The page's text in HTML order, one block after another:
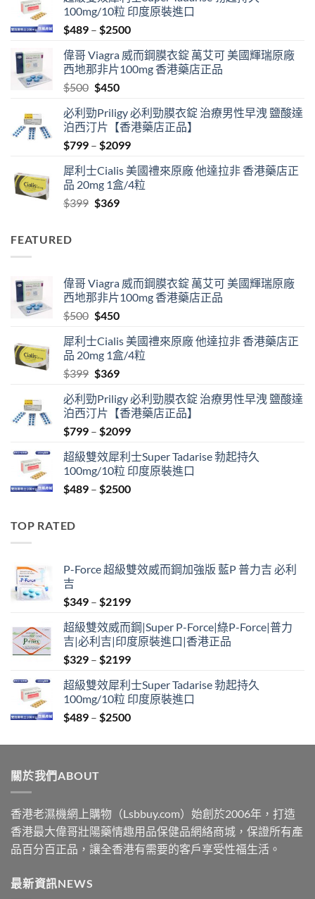
100mg/10粒 印度原裝進口
$489 – $2500Price
$489
through
偉哥 Viagra 威而鋼膜衣錠 萬艾可 美國輝瑞原廠
西地那非片100mg 香港藥店正品
$500 Original
was:
$500.
$450Current
is:
$450.
必利勁Priligy 必利勁膜衣錠 治療男性早洩 鹽酸達
泊西汀片【香港藥店正品】
$799 – $2099Price
$799
through
犀利士Cialis 美國禮來原廠 他達拉非 香港藥店正
品 20mg 1盒/4粒
$399 Original
$369Current
FEATURED
偉哥 Viagra 威而鋼膜衣錠 萬艾可 美國輝瑞原廠
西地那非片100mg 香港藥店正品
$500 Original
was:
$500.
$450Current
is:
$450.
犀利士Cialis 美國禮來原廠 他達拉非 香港藥店正
品 20mg 1盒/4粒
$399 Original
was:
$399.
$369Current
is:
$369.
必利勁Priligy 必利勁膜衣錠 治療男性早洩 鹽酸達
泊西汀片【香港藥店正品】
$799 – $2099Price
$799
through
$2099
超級雙效犀利士Super Tadarise 勃起持久
100mg/10粒 印度原裝進口
$489 – $2500Price
TOP RATED
P-Force 超級雙效威而鋼加強版 藍P 普力吉 必利
吉
$349 – $2199Price
$349
through
$2199
超級雙效威而鋼|Super P-Force|綠P-Force|普力
吉|必利吉|印度原裝進口|香港正品
$329 – $2199Price
$329
through
$2199
超級雙效犀利士Super Tadarise 勃起持久
100mg/10粒 印度原裝進口
$489 – $2500Price
$489
關於我們ABOUT
香港老濕機網上購物（Lsbbuy.com）始創於2006年，打造
香港最大偉哥壯陽藥情趣用品保健品網絡商城，保證所有產
品百分百正品，讓全香港有需要的客戶享受性福生活。
最新資訊NEWS